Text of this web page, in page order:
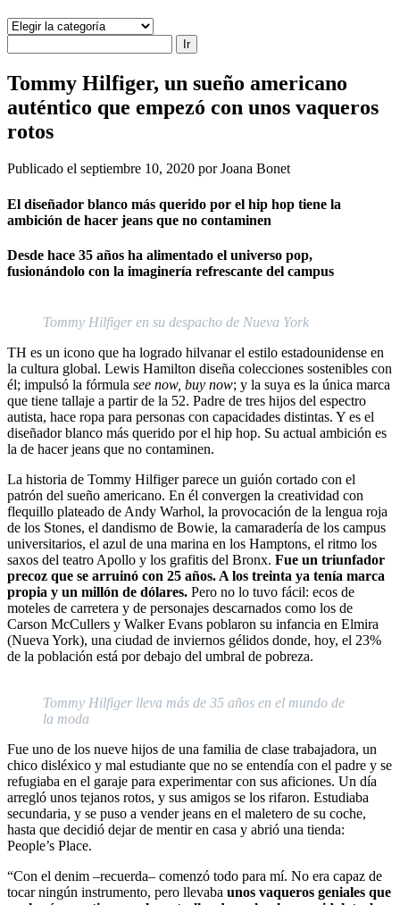
Categorías
Tommy Hilfiger, un sueño americano
auténtico que empezó con unos vaqueros
rotos
Publicado el septiembre 10, 2020 por Joana Bonet
El diseñador blanco más querido por el hip hop tiene la
ambición de hacer jeans que no contaminen
Desde hace 35 años ha alimentado el universo pop,
fusionándolo con la imaginería refrescante del campus
Tommy Hilfiger en su despacho de Nueva York
TH es un icono que ha logrado hilvanar el estilo estadounidense en
la cultura global. Lewis Hamilton diseña colecciones sostenibles con
él; impulsó la fórmula see now, buy now; y la suya es la única marca
que tiene tallaje a partir de la 52. Padre de tres hijos del espectro
autista, hace ropa para personas con capacidades distintas. Y es el
diseñador blanco más querido por el hip hop. Su actual ambición es
la de hacer jeans que no contaminen.
La historia de Tommy Hilfiger parece un guión cortado con el
patrón del sueño americano. En él convergen la creatividad con
flequillo plateado de Andy Warhol, la provocación de la lengua roja
de los Stones, el dandismo de Bowie, la camaradería de los campus
universitarios, el azul de una marina en los Hamptons, el ritmo los
saxos del teatro Apollo y los grafitis del Bronx. Fue un triunfador
precoz que se arruinó con 25 años. A los treinta ya tenía marca
propia y un millón de dólares. Pero no lo tuvo fácil: ecos de
moteles de carretera y de personajes descarnados como los de
Carson McCullers y Walker Evans poblaron su infancia en Elmira
(Nueva York), una ciudad de inviernos gélidos donde, hoy, el 23%
de la población está por debajo del umbral de pobreza.
Tommy Hilfiger lleva más de 35 años en el mundo de
la moda
Fue uno de los nueve hijos de una familia de clase trabajadora, un
chico disléxico y mal estudiante que no se entendía con el padre y se
refugiaba en el garaje para experimentar con sus aficiones. Un día
arregló unos tejanos rotos, y sus amigos se los rifaron. Estudiaba
secundaria, y se puso a vender jeans en el maletero de su coche,
hasta que decidió dejar de mentir en casa y abrió una tienda:
People’s Place.
“Con el denim –recuerda– comenzó todo para mí. No era capaz de
tocar ningún instrumento, pero llevaba unos vaqueros geniales que